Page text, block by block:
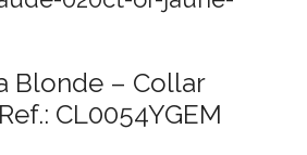
Blonde – Collar
CL0054YGEM